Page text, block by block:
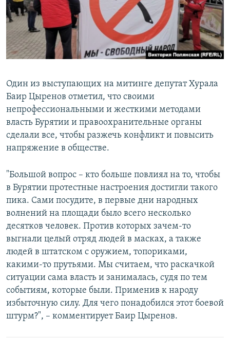
Один из выступающих на митинге депутат Хурала
Баир Цыренов отметил, что своими
непрофессиональными и жесткими методами
власть Бурятии и правоохранительные органы
сделали все, чтобы разжечь конфликт и повысить
напряжение в обществе.
"Большой вопрос – кто больше повлиял на то, чтобы
в Бурятии протестные настроения достигли такого
пика. Сами посудите, в первые дни народных
волнений на площади было всего несколько
десятков человек. Против которых зачем-то
выгнали целый отряд людей в масках, а также
людей в штатском с оружием, топориками,
какими-то прутьями. Мы считаем, что раскачкой
ситуации сама власть и занималась, судя по тем
событиям, которые были. Применив к народу
избыточную силу. Для чего понадобился этот боевой
штурм?", – комментирует Баир Цыренов.